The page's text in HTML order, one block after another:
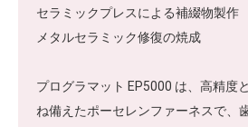
セラミックプレスによる補綴物製作
メタルセラミック修復の焼成
プログラマット EP5000 は、高精度
ね備えたポーセレンファーネスで、